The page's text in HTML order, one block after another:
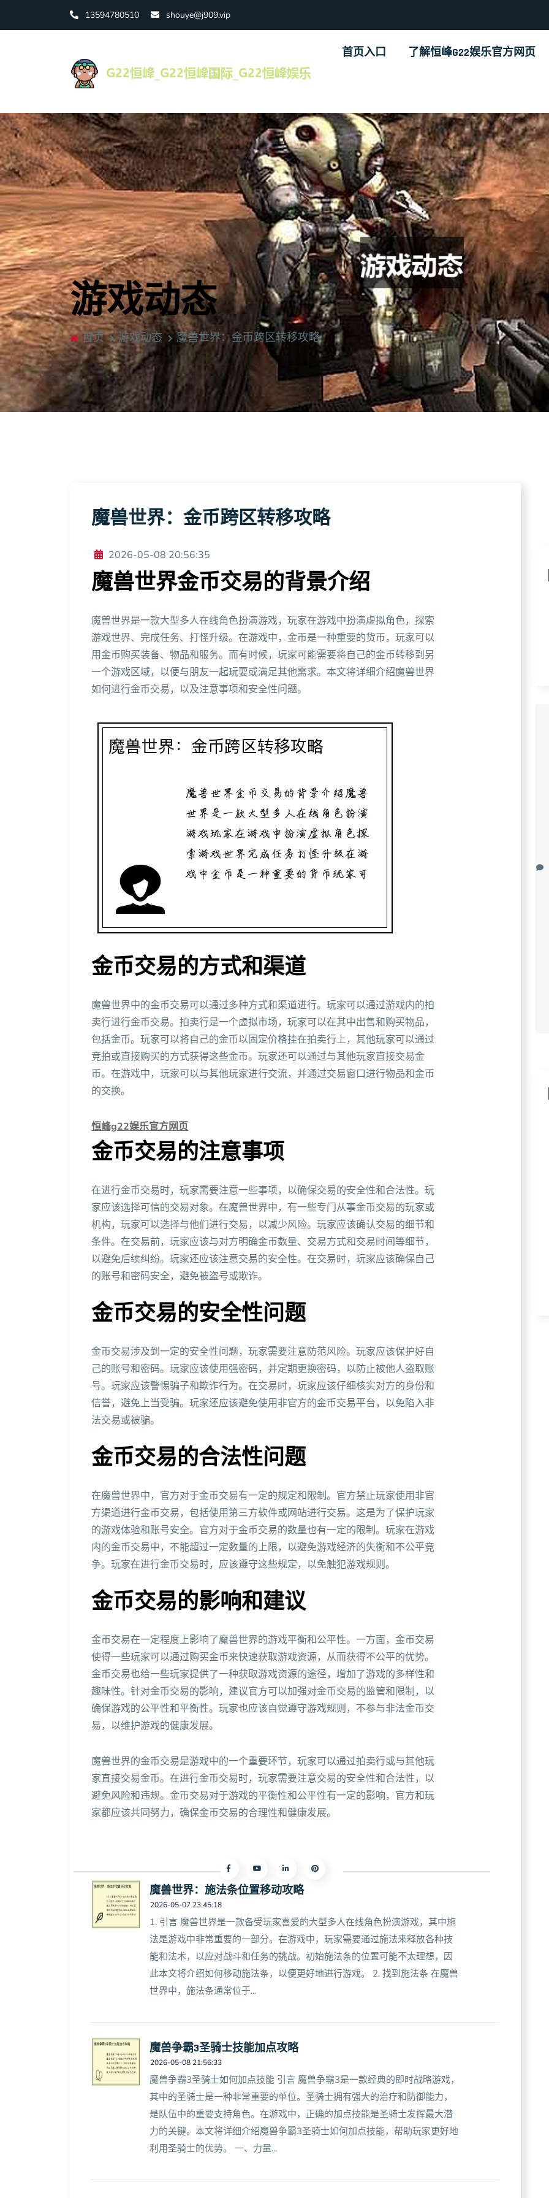
13594780510 shouye@j909.vip
首页入口 了解恒峰G22娱乐官方网页
游戏动态
首页 游戏动态 魔兽世界：金币跨区转移攻略
魔兽世界：金币跨区转移攻略
2026-05-08 20:56:35
魔兽世界金币交易的背景介绍
魔兽世界是一款大型多人在线角色扮演游戏，玩家在游戏中扮演虚拟角色，探索
游戏世界、完成任务、打怪升级。在游戏中，金币是一种重要的货币，玩家可以
用金币购买装备、物品和服务。而有时候，玩家可能需要将自己的金币转移到另
一个游戏区域，以便与朋友一起玩耍或满足其他需求。本文将详细介绍魔兽世界
如何进行金币交易，以及注意事项和安全性问题。
金币交易的方式和渠道
魔兽世界中的金币交易可以通过多种方式和渠道进行。玩家可以通过游戏内的拍
卖行进行金币交易。拍卖行是一个虚拟市场，玩家可以在其中出售和购买物品，
包括金币。玩家可以将自己的金币以固定价格挂在拍卖行上，其他玩家可以通过
竞拍或直接购买的方式获得这些金币。玩家还可以通过与其他玩家直接交易金
币。在游戏中，玩家可以与其他玩家进行交流，并通过交易窗口进行物品和金币
的交换。
恒峰g22娱乐官方网页
金币交易的注意事项
在进行金币交易时，玩家需要注意一些事项，以确保交易的安全性和合法性。玩
家应该选择可信的交易对象。在魔兽世界中，有一些专门从事金币交易的玩家或
机构，玩家可以选择与他们进行交易，以减少风险。玩家应该确认交易的细节和
条件。在交易前，玩家应该与对方明确金币数量、交易方式和交易时间等细节，
以避免后续纠纷。玩家还应该注意交易的安全性。在交易时，玩家应该确保自己
的账号和密码安全，避免被盗号或欺诈。
金币交易的安全性问题
金币交易涉及到一定的安全性问题，玩家需要注意防范风险。玩家应该保护好自
己的账号和密码。玩家应该使用强密码，并定期更换密码，以防止被他人盗取账
号。玩家应该警惕骗子和欺诈行为。在交易时，玩家应该仔细核实对方的身份和
信誉，避免上当受骗。玩家还应该避免使用非官方的金币交易平台，以免陷入非
法交易或被骗。
金币交易的合法性问题
在魔兽世界中，官方对于金币交易有一定的规定和限制。官方禁止玩家使用非官
方渠道进行金币交易，包括使用第三方软件或网站进行交易。这是为了保护玩家
的游戏体验和账号安全。官方对于金币交易的数量也有一定的限制。玩家在游戏
内的金币交易中，不能超过一定数量的上限，以避免游戏经济的失衡和不公平竞
争。玩家在进行金币交易时，应该遵守这些规定，以免触犯游戏规则。
金币交易的影响和建议
金币交易在一定程度上影响了魔兽世界的游戏平衡和公平性。一方面，金币交易
使得一些玩家可以通过购买金币来快速获取游戏资源，从而获得不公平的优势。
金币交易也给一些玩家提供了一种获取游戏资源的途径，增加了游戏的多样性和
趣味性。针对金币交易的影响，建议官方可以加强对金币交易的监管和限制，以
确保游戏的公平性和平衡性。玩家也应该自觉遵守游戏规则，不参与非法金币交
易，以维护游戏的健康发展。
魔兽世界的金币交易是游戏中的一个重要环节，玩家可以通过拍卖行或与其他玩
家直接交易金币。在进行金币交易时，玩家需要注意交易的安全性和合法性，以
避免风险和违规。金币交易对于游戏的平衡性和公平性有一定的影响，官方和玩
家都应该共同努力，确保金币交易的合理性和健康发展。
魔兽世界：施法条位置移动攻略
2026-05-07 23:45:18
1. 引言 魔兽世界是一款备受玩家喜爱的大型多人在线角色扮演游戏，其中施
法是游戏中非常重要的一部分。在游戏中，玩家需要通过施法来释放各种技
能和法术，以应对战斗和任务的挑战。初始施法条的位置可能不太理想，因
此本文将介绍如何移动施法条，以便更好地进行游戏。 2. 找到施法条 在魔兽
世界中，施法条通常位于...
魔兽争霸3圣骑士技能加点攻略
2026-05-08 21:56:33
魔兽争霸3圣骑士如何加点技能 引言 魔兽争霸3是一款经典的即时战略游戏，
其中的圣骑士是一种非常重要的单位。圣骑士拥有强大的治疗和防御能力，
是队伍中的重要支持角色。在游戏中，正确的加点技能是圣骑士发挥最大潜
力的关键。本文将详细介绍魔兽争霸3圣骑士如何加点技能，帮助玩家更好地
利用圣骑士的优势。 一、力量...